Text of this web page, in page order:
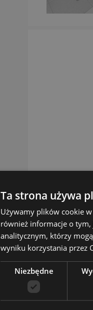
Ta strona używa
Używamy plików cookie
również informacje o
analitycznym, którzy
wyniku korzystania przez
Niezbędne